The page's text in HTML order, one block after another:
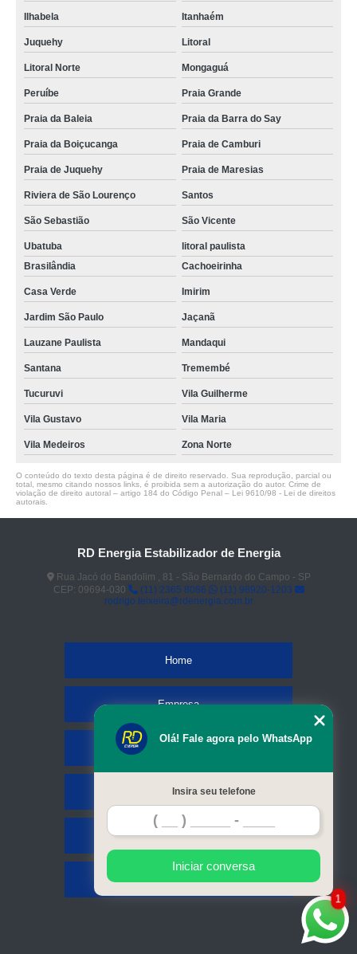
Ilhabela Itanhaém
Juquehy Litoral
Litoral Norte Mongaguá
Peruíbe Praia Grande
Praia da Baleia Praia da Barra do Say
Praia da Boiçucanga Praia de Camburi
Praia de Juquehy Praia de Maresias
Riviera de São Lourenço Santos
São Sebastião São Vicente
Ubatuba
litoral paulista
Brasilândia
Cachoeirinha
Casa Verde Imirim
Jardim São Paulo Jaçanã
Lauzane Paulista Mandaqui
Santana Tremembé
Tucuruvi Vila Guilherme
Vila Gustavo Vila Maria
Vila Medeiros Zona Norte
O conteúdo do texto desta página é de direito reservado. Sua reprodução, parcial ou
total, mesmo citando nossos links, é proibida sem a autorização do autor. Crime de
violação de direito autoral – artigo 184 do Código Penal – Lei 9610/98 - Lei de direitos
autorais
RD Energia Estabilizador de Energia
Rua Jacó do Bandolim , 81 - São Bernardo do Campo - SP
CEP: 09694-030
(11) 2365 8086
(11) 98920-1203
rodrigo.teixeira@rdenergia.com.br
Home
Empresa
Serviços
Contato
Mapa do site
1
Olá! Fale agora pelo WhatsApp
Insira seu telefone
Iniciar conversa